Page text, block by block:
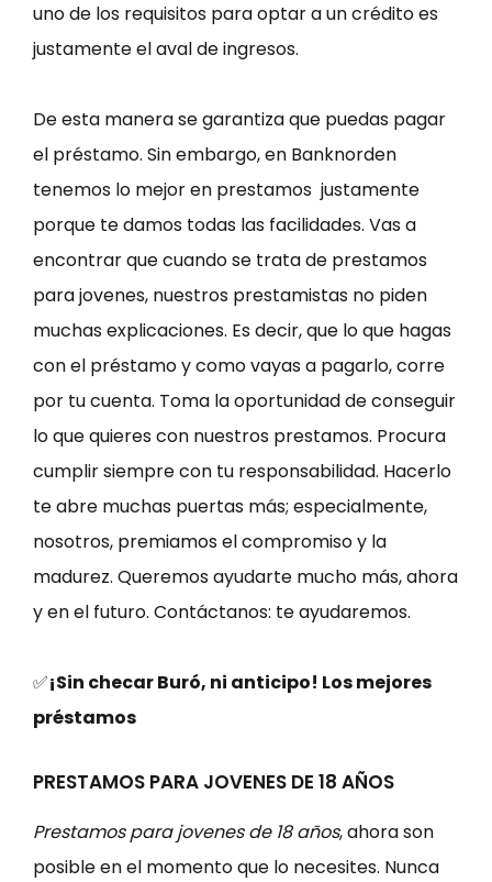
uno de los requisitos para optar a un crédito es
justamente el aval de ingresos.
De esta manera se garantiza que puedas pagar
el préstamo. Sin embargo, en Banknorden
tenemos lo mejor en prestamos justamente
porque te damos todas las facilidades. Vas a
encontrar que cuando se trata de prestamos
para jovenes, nuestros prestamistas no piden
muchas explicaciones. Es decir, que lo que hagas
con el préstamo y como vayas a pagarlo, corre
por tu cuenta. Toma la oportunidad de conseguir
lo que quieres con nuestros prestamos. Procura
cumplir siempre con tu responsabilidad. Hacerlo
te abre muchas puertas más; especialmente,
nosotros, premiamos el compromiso y la
madurez. Queremos ayudarte mucho más, ahora
y en el futuro. Contáctanos: te ayudaremos.
✅¡Sin checar Buró, ni anticipo! Los mejores
préstamos
PRESTAMOS PARA JOVENES DE 18 AÑOS
Prestamos para jovenes de 18 años, ahora son
posible en el momento que lo necesites. Nunca